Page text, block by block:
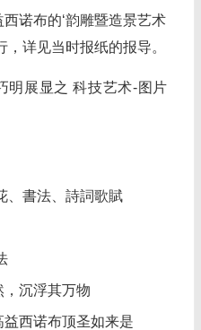
诺布的‘韵雕暨造景艺术
，详见当时报纸的报导。
、書法、詩詞歌賦
，沉浮其万物
西诺布顶圣如来是